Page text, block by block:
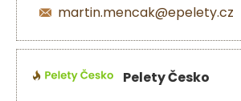
martin.mencak@epelety.cz
Pelety Česko